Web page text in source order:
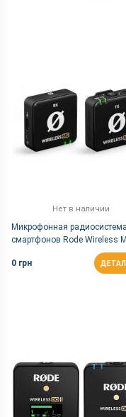
Нет в наличии
Микрофонная
смартфонов Rode Wireless
0 грн